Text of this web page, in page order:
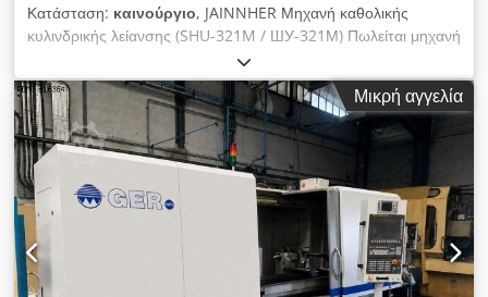
Κατάσταση: καινούργιο, JAINNHER Μηχανή καθολικής
κυλινδρικής λείανσης (SHU-321M / ШУ-321М) Πωλείται μηχανή
κυλινδρικής λείανσης γενικής χρήσης JAINNHER SHU-321M /
ШУ-321М. Νέα κατάσταση . Overstock. Έκπτωση ποσότητας
δυνατή. Εάν ενδιαφέρεστε, μην διστάσετε να επικοινωνήσετε
μαζί μας! ΕΦΑΡΜΟΓΗ Σχεδιασμένο για λείανση ακριβείας
εξωτερικών, ακραίων, κωνικών και εσωτερικών επιφάνειες
κυλινδρικών και κωνικών εξαρτημάτων υψηλής ακρίβειας.
ΠΡΟΔΙΑΓΡΑΦΈΣ: Διάμετρος τεμαχίου Ø 0,025 - Ø 350 mm
Απόσταση κέντρου 750 mm Μέγιστο βάρος εξαρτήματος (kg)
Συμβουλές, 80 / Σε κασέτα, 20 Κεφαλή λείανσης και
τροφοδοσία Γωνία περιστροφής μοίρες ± 15°. Τυπικές
διαστάσεις τροχού λείανσης: OD x πλάτος x ID, 405 x 32-50 x
Μικρή αγγελία